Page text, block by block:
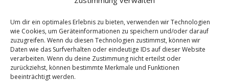
Um dir ein optimales Erlebnis zu bieten, verwenden wir Technologien
wie Cookies, um Geräteinformationen zu speichern und/oder darauf
zuzugreifen. Wenn du diesen Technologien zustimmst, können wir
Daten wie das Surfverhalten oder eindeutige IDs auf dieser Website
verarbeiten. Wenn du deine Zustimmung nicht erteilst oder
zurückziehst, können bestimmte Merkmale und Funktionen
beeinträchtigt werden.
VORHERIGER ARTIKEL
Monteurzimmer
NÄCHSTER ARTIKEL
Messezimmer